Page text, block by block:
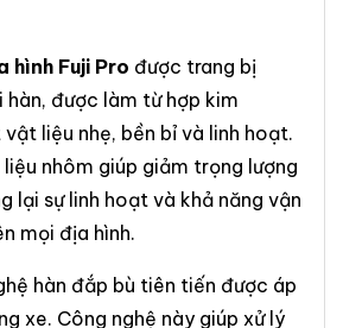
hình Fuji Pro được trang bị
hàn, được làm từ hợp kim
vật liệu nhẹ, bền bỉ và linh hoạt.
nhôm giúp giảm trọng lượng
lại sự linh hoạt và khả năng vận
mọi địa hình.
hàn đắp bù tiên tiến được áp
xe. Công nghệ này giúp xử lý